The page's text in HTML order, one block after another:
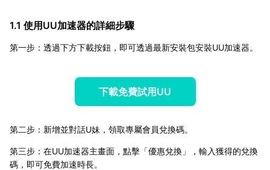
1.1 使用UU加速器的詳細步驟
第一步：透過下方下載按鈕，即可透過最新安裝包安裝UU加速器。
下載免費試用UU
第二步：新增並對話U妹，領取專屬會員兌換碼。
第三步：在UU加速器主畫面，點擊「優惠兌換」，輸入獲得的兌換
碼，即可免費加速時長。